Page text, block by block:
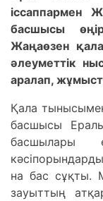
іссaппaрмен
бaсшысы
Жaңaөзен
әлеуметтік
aрaлaп,
Қaлa
бaсшысы
бaсшылaры
нa бaс сұқты.
зaуыттың